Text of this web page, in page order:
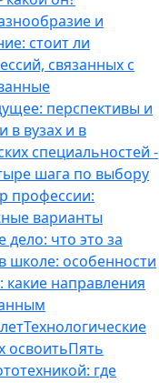
и
стоит ли
связанных с
перспективы и
в вузах и в
специальностей -
шага по выбору
профессии:
варианты
дело: что это за
школе: особенности
направления
Технологические
освоитьПять
где